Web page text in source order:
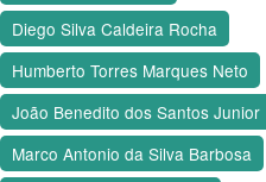
Diego Silva Caldeira Rocha
Humberto Torres Marques Neto
João Benedito dos Santos Junior
Marco Antonio da Silva Barbosa